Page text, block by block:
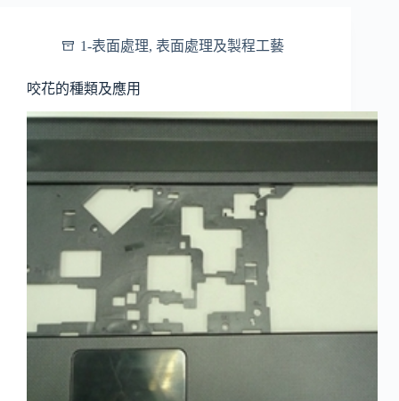
1-表面處理, 表面處理及製程工藝
咬花的種類及應用